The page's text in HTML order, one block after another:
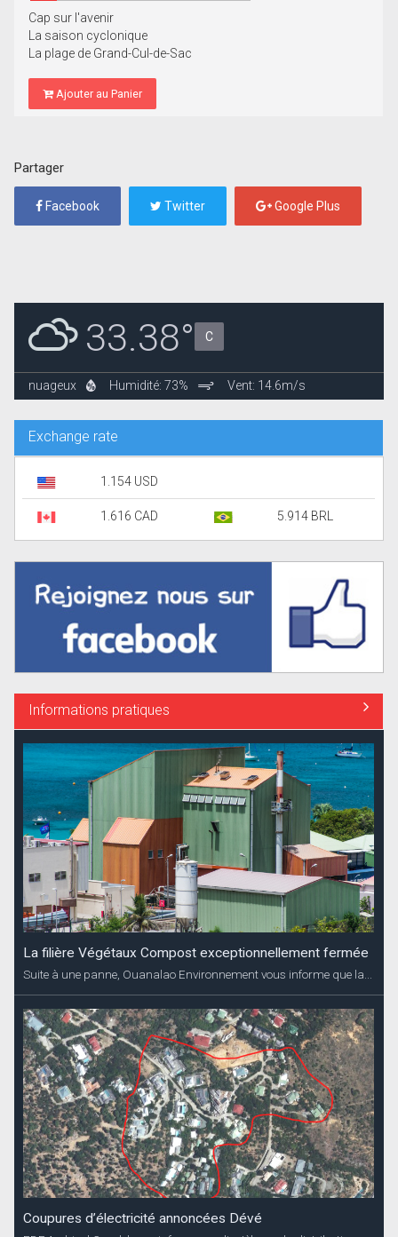
Cap sur l'avenir
La saison cyclonique
La plage de Grand-Cul-de-Sac
Ajouter au Panier
Partager
Facebook Twitter Google Plus
33.38° C
nuageux Humidité: 73% Vent: 14.6m/s
Exchange rate
1.154 USD
1.616 CAD 5.914 BRL
Informations pratiques
La filière Végétaux Compost exceptionnellement fermée
Suite à une panne, Ouanalao Environnement vous informe que la...
Coupures d’électricité annoncées Dévé